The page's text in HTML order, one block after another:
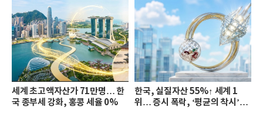
세계 초고액자산가 71만명… 한
국 종부세 강화, 홍콩 세율 0%
한국, 실질자산 55%↑ 세계 1
위… 증시 폭락, ‘평균의 착시’와